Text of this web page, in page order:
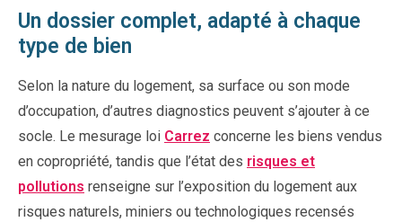
Un dossier complet, adapté à chaque
type de bien
Selon la nature du logement, sa surface ou son mode
d’occupation, d’autres diagnostics peuvent s’ajouter à ce
socle. Le mesurage loi Carrez concerne les biens vendus
en copropriété, tandis que l’état des risques et
pollutions renseigne sur l’exposition du logement aux
risques naturels, miniers ou technologiques recensés